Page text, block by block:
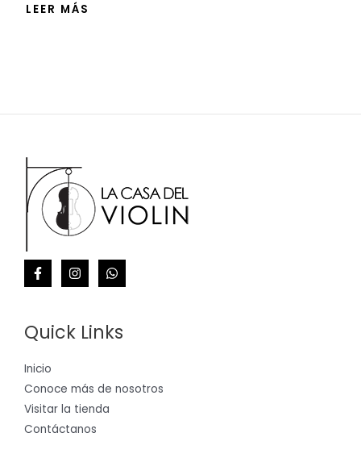
LEER MÁS
Quick Links
Inicio
Conoce más de nosotros
Visitar la tienda
Contáctanos